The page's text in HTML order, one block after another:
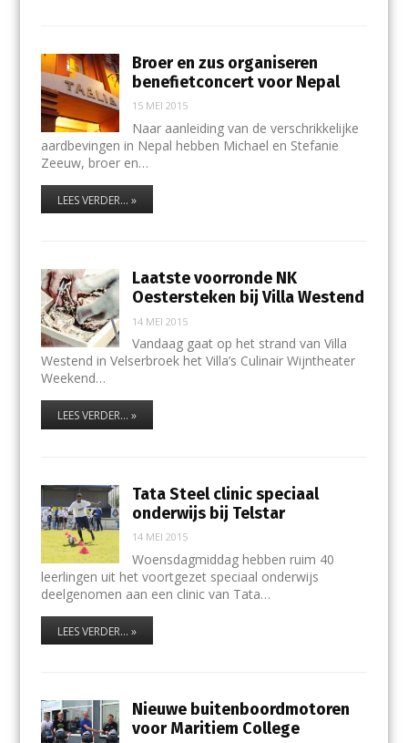
Broer en zus organiseren
benefietconcert voor Nepal
15 MEI 2015
Naar aanleiding van de verschrikkelijke
aardbevingen in Nepal hebben Michael en Stefanie
Zeeuw, broer en…
LEES VERDER... »
Laatste voorronde NK
Oestersteken bij Villa Westend
14 MEI 2015
Vandaag gaat op het strand van Villa
Westend in Velserbroek het Villa’s Culinair Wijntheater
Weekend…
LEES VERDER... »
Tata Steel clinic speciaal
onderwijs bij Telstar
14 MEI 2015
Woensdagmiddag hebben ruim 40
leerlingen uit het voortgezet speciaal onderwijs
deelgenomen aan een clinic van Tata…
LEES VERDER... »
Nieuwe buitenboordmotoren
voor Maritiem College